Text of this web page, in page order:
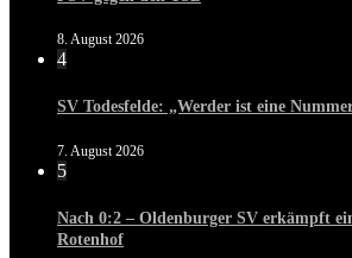
8. August 2026
4
SV Todesfelde: „Werder ist eine
7. August 2026
5
Nach 0:2 – Oldenburger SV erkämpft
Rotenhof